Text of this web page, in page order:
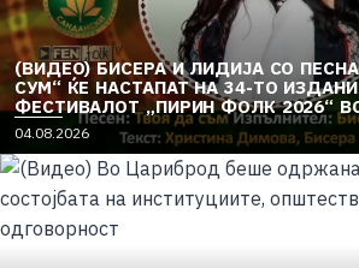
(ВИДЕО) БИСЕРА И ЛИДИЈА СО
СУМ“ ЌЕ НАСТАПАТ НА 34-ТО
ФЕСТИВАЛОТ „ПИРИН ФОЛК 2026“
04.08.2026